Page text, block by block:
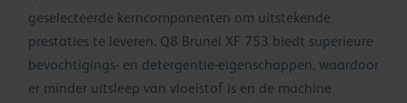
geselecteerde kerncomponenten om uitstekende
prestaties te leveren. Q8 Brunel XF 753 biedt superieure
bevochtigings- en detergentie-eigenschappen, waardoor
er minder uitsleep van vloeistof is en de machine